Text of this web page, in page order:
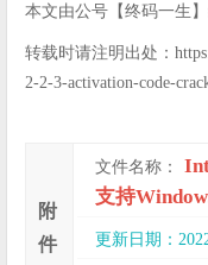
本文由公号【终码一生
转载时请注明出处：
2-2-3-activation-code-
附
件
文件名称：
支持
更新日期：